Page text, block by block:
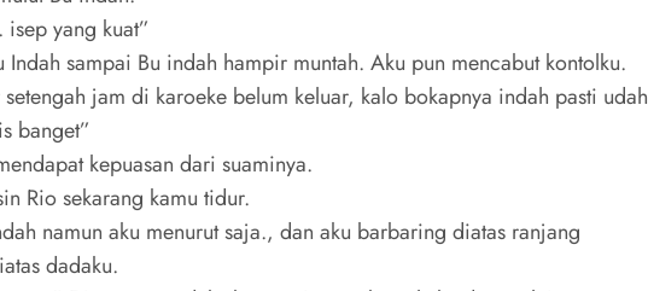
isep yang kuat”
sampai Bu indah hampir muntah. Aku pun mencabut kontolku.
jam di karoeke belum keluar, kalo bokapnya indah pasti udah
banget”
kepuasan dari suaminya.
Rio sekarang kamu tidur.
namun aku menurut saja., dan aku barbaring diatas ranjang
dadaku.